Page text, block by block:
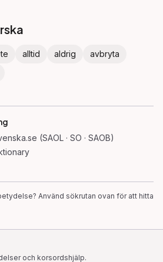
alltid aldrig
avbryta
(SAOL · SO · SAOB)
Använd sökrutan ovan för att hitta
och korsordshjälp.